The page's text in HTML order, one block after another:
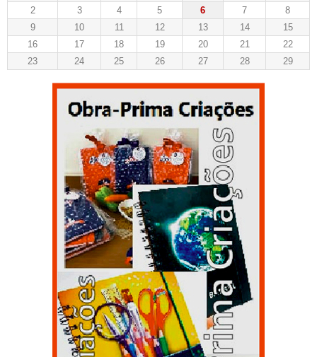
2
3 4 5 6 7
8
9
10 11 12 13 14
15
16
17 18 19 20 21
22
23
24 25 26 27 28 29